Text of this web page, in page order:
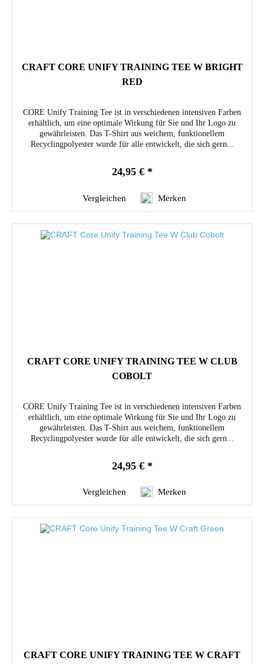
CRAFT CORE UNIFY TRAINING TEE W BRIGHT
RED
CORE Unify Training Tee ist in verschiedenen intensiven Farben
erhältlich, um eine optimale Wirkung für Sie und Ihr Logo zu
gewährleisten. Das T-Shirt aus weichem, funktionellem
Recyclingpolyester wurde für alle entwickelt, die sich gern...
24,95 € *
Vergleichen Merken
CRAFT CORE UNIFY TRAINING TEE W CLUB
COBOLT
CORE Unify Training Tee ist in verschiedenen intensiven Farben
erhältlich, um eine optimale Wirkung für Sie und Ihr Logo zu
gewährleisten. Das T-Shirt aus weichem, funktionellem
Recyclingpolyester wurde für alle entwickelt, die sich gern...
24,95 € *
Vergleichen Merken
CRAFT CORE UNIFY TRAINING TEE W CRAFT